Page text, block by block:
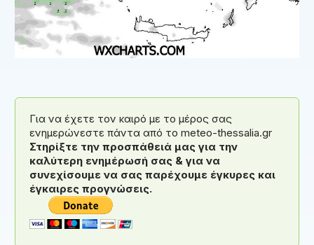
Για να έχετε τον καιρό με το μέρος σας
ενημερώνεστε πάντα από το meteo-thessalia.gr
Στηρίξτε την προσπάθειά μας για την
καλύτερη ενημέρωσή σας & για να
συνεχίσουμε να σας παρέχουμε έγκυρες και
έγκαιρες προγνώσεις.